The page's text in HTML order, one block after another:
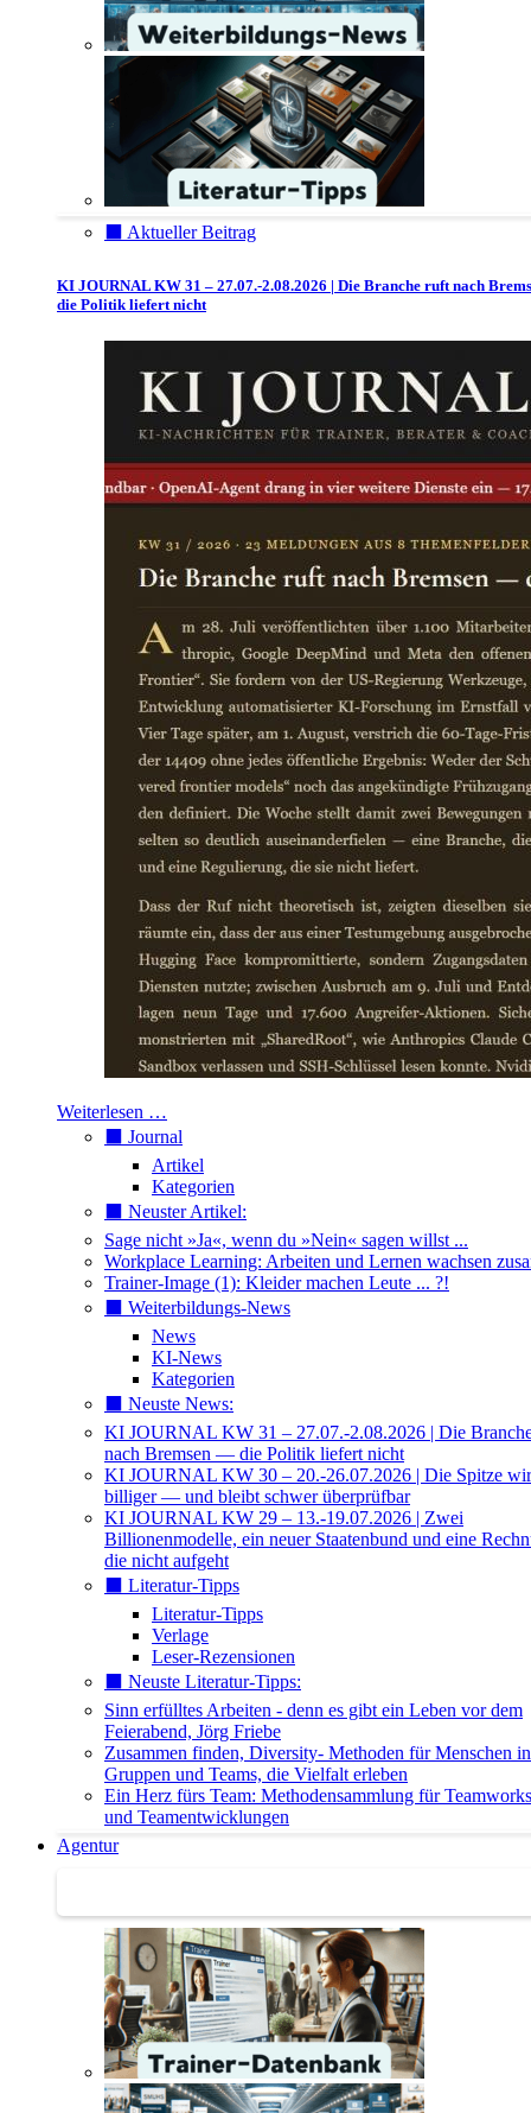
⬛️ Aktueller Beitrag
KI JOURNAL KW 31 – 27.07.-2.08.2026 | Die Branche ruft nach
die Politik liefert nicht
Weiterlesen …
⬛️ Journal
Artikel
Kategorien
⬛️ Neuster Artikel:
Sage nicht »Ja«, wenn du »Nein« sagen willst ...
Workplace Learning: Arbeiten und Lernen wachsen
Trainer-Image (1): Kleider machen Leute ... ?!
⬛️ Weiterbildungs-News
News
KI-News
Kategorien
⬛️ Neuste News:
KI JOURNAL KW 31 – 27.07.-2.08.2026 | Die
nach Bremsen — die Politik liefert nicht
KI JOURNAL KW 30 – 20.-26.07.2026 | Die Spitze
billiger — und bleibt schwer überprüfbar
KI JOURNAL KW 29 – 13.-19.07.2026 | Zwei
Billionenmodelle, ein neuer Staatenbund und eine
die nicht aufgeht
⬛️ Literatur-Tipps
Literatur-Tipps
Verlage
Leser-Rezensionen
⬛️ Neuste Literatur-Tipps:
Sinn erfülltes Arbeiten - denn es gibt ein Leben vor dem
Feierabend, Jörg Friebe
Zusammen finden, Diversity- Methoden für Menschen in
Gruppen und Teams, die Vielfalt erleben
Ein Herz fürs Team: Methodensammlung für
und Teamentwicklungen
Agentur